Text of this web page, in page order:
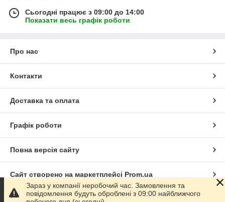
Сьогодні працює з 09:00 до 14:00
Показати весь графік роботи
Про нас
Контакти
Доставка та оплата
Графік роботи
Повна версія сайту
Сайт створено на маркетплейсі Prom.ua
Політика конфіденційності
Зараз у компанії неробочий час. Замовлення та
повідомлення будуть оброблені з 09:00 найближчого